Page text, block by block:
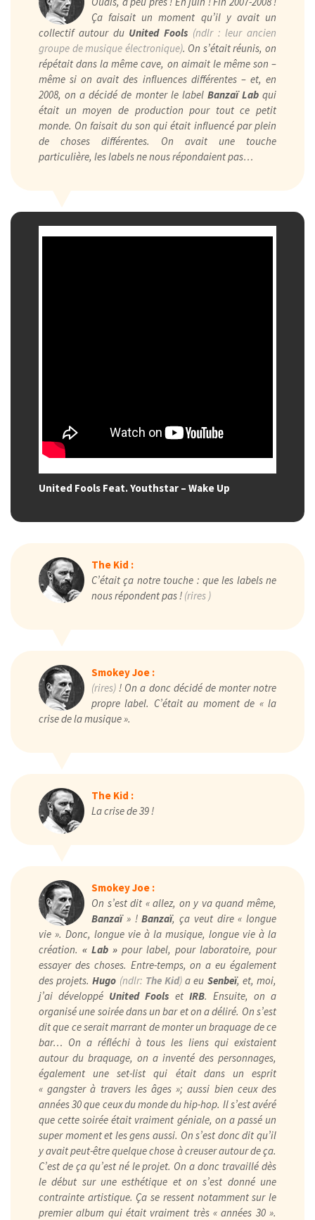
Ça faisait un moment qu’il y avait un
collectif autour du United Fools (ndlr : leur ancien
groupe de musique électronique). On s’était réunis, on
répétait dans la même cave, on aimait le même son –
même si on avait des influences différentes – et, en
2008, on a décidé de monter le label Banzaï Labqui
était un moyen de production pour tout ce petit
monde. On faisait du son qui était influencé par plein
de choses différentes. On avait une touche
particulière, les labels ne nous répondaient pas…
United Fools Feat. Youthstar – Wake Up
The Kid :
C’était ça notre touche : que les labels ne
nous répondent pas ! (rires )
Smokey Joe :
(rires) ! On a donc décidé de monter notre
propre label. C’était au moment de « la
crise de la musique ».
The Kid :
La crise de 39 !
Smokey Joe :
On s’est dit « allez, on y va quand même,
Banzaï» !Banzaï, ça veut dire « longue
vie ». Donc, longue vie à la musique, longue vie à la
création. « Lab » pour label, pour laboratoire, pour
essayer des choses. Entre-temps, on a eu également
des projets.Hugo (ndlr: The Kid) a eu Senbeï, et, moi,
j’ai développé United Fools et IRB. Ensuite, on a
organisé une soirée dans un bar et on a déliré. On s’est
dit que ce serait marrant de monter un braquage de ce
bar… On a réfléchi à tous les liens qui existaient
autour du braquage, on a inventé des personnages,
également une set-list qui était dans un esprit
« gangster à travers les âges »; aussi bien ceux des
années 30 que ceux du monde du hip-hop. Il s’est avéré
que cette soirée était vraiment géniale, on a passé un
super moment et les gens aussi. On s’est donc dit qu’il
y avait peut-être quelque chose à creuser autour de ça.
C’est de ça qu’est né le projet. On a donc travaillé dès
le début sur une esthétique et on s’est donné une
contrainte artistique. Ça se ressent notamment sur le
premier album qui était vraiment très « années 30 ».